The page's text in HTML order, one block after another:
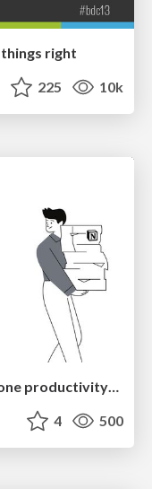
right
225 10k
Utilizing Notion as your number one productivity tool
4 500